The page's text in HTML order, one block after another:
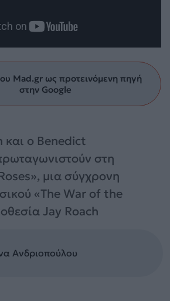
Mad.gr ως προτεινόμενη πηγή
στην Google
και ο Benedict
στη
μια σύγχρονη
«The War of the
Jay Roach
Ανδριοπούλου